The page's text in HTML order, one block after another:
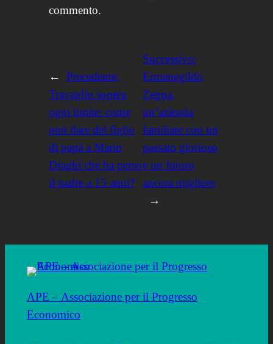
commento.
←
Precedente:
Travaglio supera
ogni limite: come
può dare del figlio
di papà a Mario
Draghi che ha perso
il padre a 15 anni?
Successivo:
Ermenegildo
Zegna,
un’azienda
familiare con un
passato glorioso
e un futuro
ancora migliore
→
APE – Associazione per il Progresso
Economico